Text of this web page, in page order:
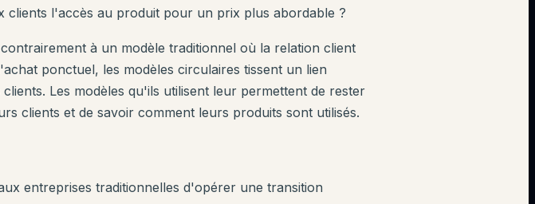
clients l'accès au produit pour un prix plus abordable ?
à un modèle traditionnel où la relation client
ponctuel, les modèles circulaires tissent un lien
Les modèles qu'ils utilisent leur permettent de rester
clients et de savoir comment leurs produits sont utilisés.
entreprises traditionnelles d'opérer une transition